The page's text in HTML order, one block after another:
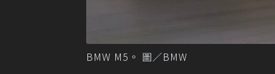
BMW M5。 圖／BMW